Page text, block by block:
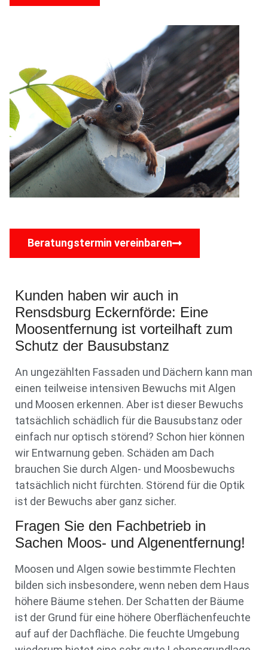
Beratungstermin vereinbaren
Kunden haben wir auch in
Rensdsburg Eckernförde: Eine
Moosentfernung ist vorteilhaft zum
Schutz der Bausubstanz
An ungezählten Fassaden und Dächern kann man
einen teilweise intensiven Bewuchs mit Algen
und Moosen erkennen. Aber ist dieser Bewuchs
tatsächlich schädlich für die Bausubstanz oder
einfach nur optisch störend? Schon hier können
wir Entwarnung geben. Schäden am Dach
brauchen Sie durch Algen- und Moosbewuchs
tatsächlich nicht fürchten. Störend für die Optik
ist der Bewuchs aber ganz sicher.
Fragen Sie den Fachbetrieb in
Sachen Moos- und Algenentfernung!
Moosen und Algen sowie bestimmte Flechten
bilden sich insbesondere, wenn neben dem Haus
höhere Bäume stehen. Der Schatten der Bäume
ist der Grund für eine höhere Oberflächenfeuchte
auf auf der Dachfläche. Die feuchte Umgebung